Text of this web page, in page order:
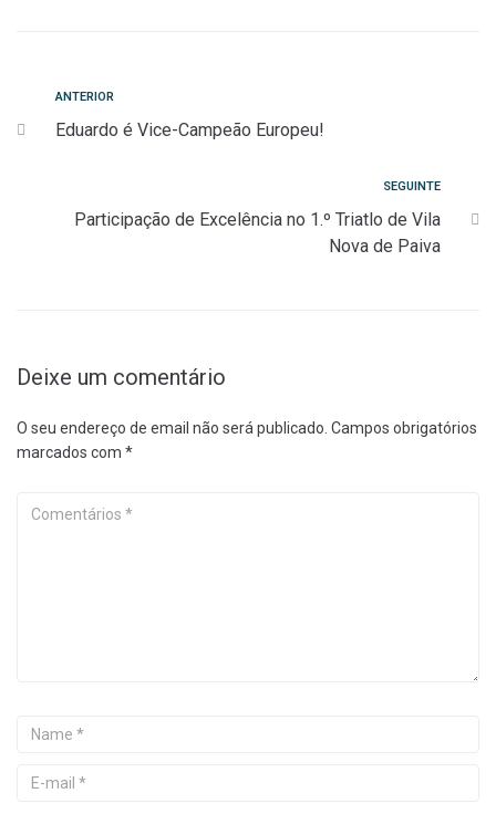
Navegação
de
Anterior
ANTERIOR
Eduardo é Vice-Campeão Europeu!
SEGUINTE
Participação de Excelência no 1.º Triatlo de Vila
Nova de Paiva
Deixe um comentário
O seu endereço de email não será publicado. Campos obrigatórios
marcados com *